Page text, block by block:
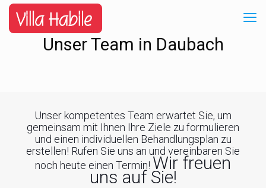
Unser Team in Daubach
Unser kompetentes Team erwartet Sie, um
gemeinsam mit Ihnen Ihre Ziele zu formulieren
und einen individuellen Behandlungsplan zu
erstellen! Rufen Sie uns an und vereinbaren Sie
noch heute einen Termin! Wir freuen
uns auf Sie!